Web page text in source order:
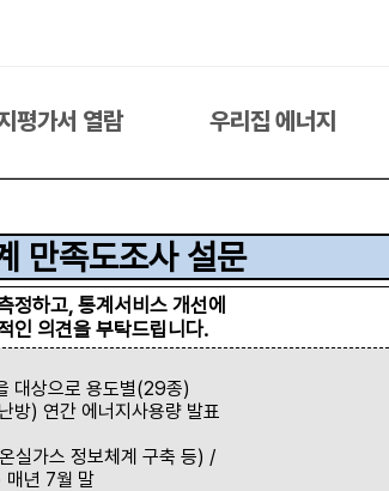
평가서 열람 우리집 에너지
만족도조사 설문
정하고, 통계서비스 개선에
인 의견을 부탁드립니다.
대상으로 용도별(29종)
방) 연간 에너지사용량 발표
실가스 정보체계 구축 등) /
매년 7월 말